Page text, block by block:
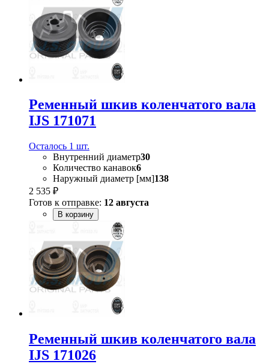
Ременный шкив коленчатого вала
IJS 171071
Осталось 1 шт.
Внутренний диаметр30
Количество канавок6
Наружный диаметр [мм]138
2 535 ₽
Готов к отправке: 12 августа
В корзину
Ременный шкив коленчатого вала
IJS 171026